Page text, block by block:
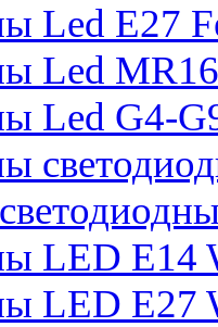
Led E27
Led
Led G4-
LED E14
LED E27